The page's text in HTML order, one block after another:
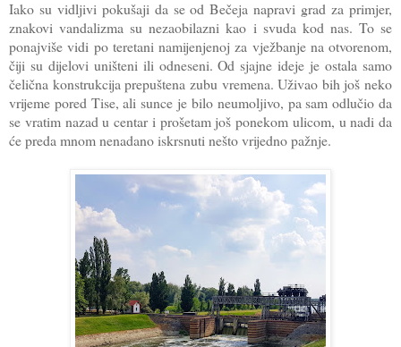
Iako su vidljivi pokušaji da se od Bečeja napravi grad za primjer,
znakovi vandalizma su nezaobilazni kao i svuda kod nas. To se
ponajviše vidi po teretani namijenjenoj za vježbanje na otvorenom,
čiji su dijelovi uništeni ili odneseni. Od sjajne ideje je ostala samo
čelična konstrukcija prepuštena zubu vremena. Uživao bih još neko
vrijeme pored Tise, ali sunce je bilo neumoljivo, pa sam odlučio da
se vratim nazad u centar i prošetam još ponekom ulicom, u nadi da
će preda mnom nenadano iskrsnuti nešto vrijedno pažnje.